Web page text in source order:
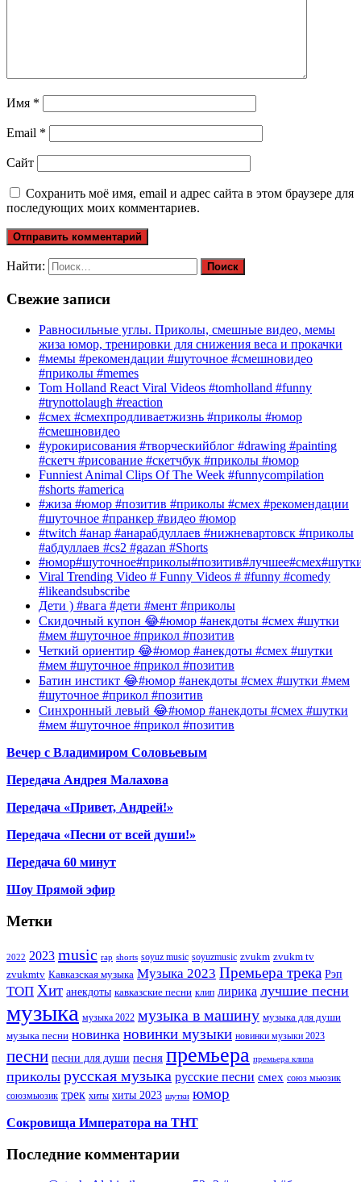
Имя *
Email *
Сайт
Сохранить моё имя, email и адрес сайта в этом браузере для
последующих моих комментариев.
Найти:
Свежие записи
Равносильные углы. Приколы, смешные видео, мемы
жиза юмор, тренировки для снижения веса и прокачки
#мемы #рекомендации #шуточное #смешновидео
#приколы #memes
Tom Holland React Viral Videos #tomholland #funny
#trynottolaugh #reaction
#смех #смехпродливаетжизнь #приколы #юмор
#смешновидео
#урокирисования #творческийблог #drawing #painting
#скетч #рисование #скетчбук #приколы #юмор
Funniest Animal Clips Of The Week #funnycompilation
#shorts #america
#жиза #юмор #позитив #приколы #смех #рекомендации
#шуточное #пранкер #видео #юмор
#twitch #анар #анарабдуллаев #нижневартовск #приколы
#абдуллаев #cs2 #gazan #Shorts
Viral Trending Video # Funny Videos # #funny #comedy
#likeandsubscribe
Дети ) #вага #дети #мент #приколы
Скидочный купон 😂#юмор #анекдоты #смех #шутки
#мем #шуточное #прикол #позитив
Четкий ориентир 😂#юмор #анекдоты #смех #шутки
#мем #шуточное #прикол #позитив
Батин инстикт 😂#юмор #анекдоты #смех #шутки #мем
#шуточное #прикол #позитив
Синхронный левый 😂#юмор #анекдоты #смех #шутки
#мем #шуточное #прикол #позитив
Вечер с Владимиром Соловьевым
Передача Андрея Малахова
Передача «Привет, Андрей!»
Передача «Песни от всей души!»
Передача 60 минут
Шоу Прямой эфир
Метки
2022 2023 music rap shorts soyuz music soyuzmusic zvukm zvukm tv
zvukmtv Кавказская музыка Музыка 2023 Премьера трека Рэп
ТОП Хит анекдоты кавказские песни клип лирика лучшие песни
музыка музыка 2022 музыка в машину музыка для души
музыка песни новинка новинки музыки новинки музыки 2023
песни песни для души песня премьера премьера клипа
приколы русская музыка русские песни смех союз мьюзик
союзмьюзик трек хиты хиты 2023 шутки юмор
Сокровища Императора на ТНТ
Последние комментарии